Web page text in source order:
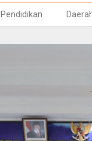
Pendidikan